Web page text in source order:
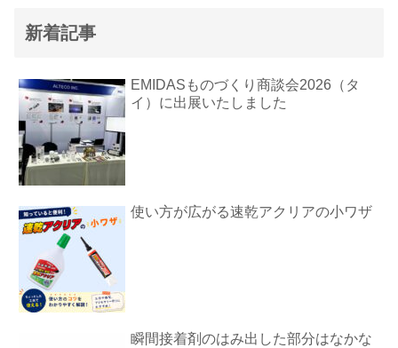
新着記事
EMIDASものづくり商談会2026（タ
イ）に出展いたしました
使い方が広がる速乾アクリアの小ワザ
瞬間接着剤のはみ出した部分はなかな